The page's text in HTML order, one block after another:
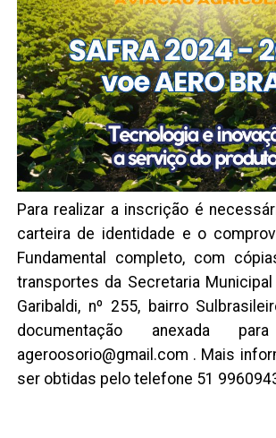
Para realizar a inscrição é
carteira de identidade e o
Fundamental completo, com
transportes da Secretaria Municipal
Garibaldi, nº 255, bairro
documentação anexada
ageroosorio@gmail.com . Mais
ser obtidas pelo telefone 51